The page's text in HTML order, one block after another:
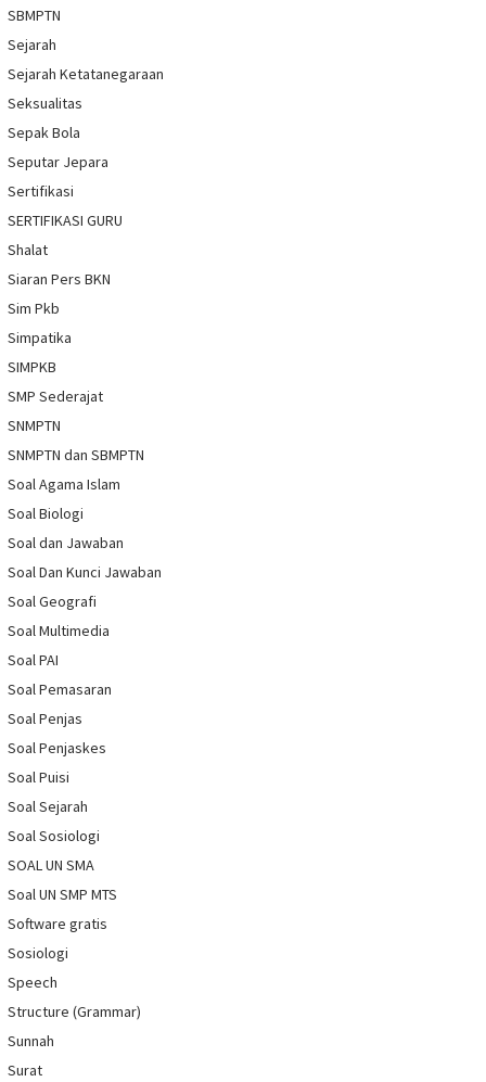
SBMPTN
Sejarah
Sejarah Ketatanegaraan
Seksualitas
Sepak Bola
Seputar Jepara
Sertifikasi
SERTIFIKASI GURU
Shalat
Siaran Pers BKN
Sim Pkb
Simpatika
SIMPKB
SMP Sederajat
SNMPTN
SNMPTN dan SBMPTN
Soal Agama Islam
Soal Biologi
Soal dan Jawaban
Soal Dan Kunci Jawaban
Soal Geografi
Soal Multimedia
Soal PAI
Soal Pemasaran
Soal Penjas
Soal Penjaskes
Soal Puisi
Soal Sejarah
Soal Sosiologi
SOAL UN SMA
Soal UN SMP MTS
Software gratis
Sosiologi
Speech
Structure (Grammar)
Sunnah
Surat